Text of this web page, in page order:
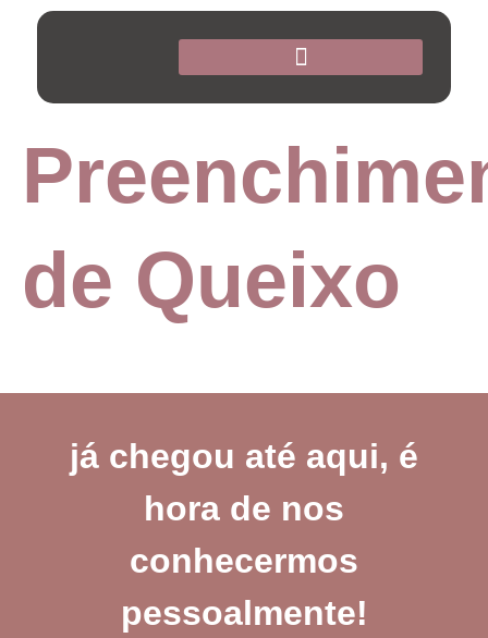
de Queixo
já chegou até aqui, é
hora de nos
conhecermos
pessoalmente!